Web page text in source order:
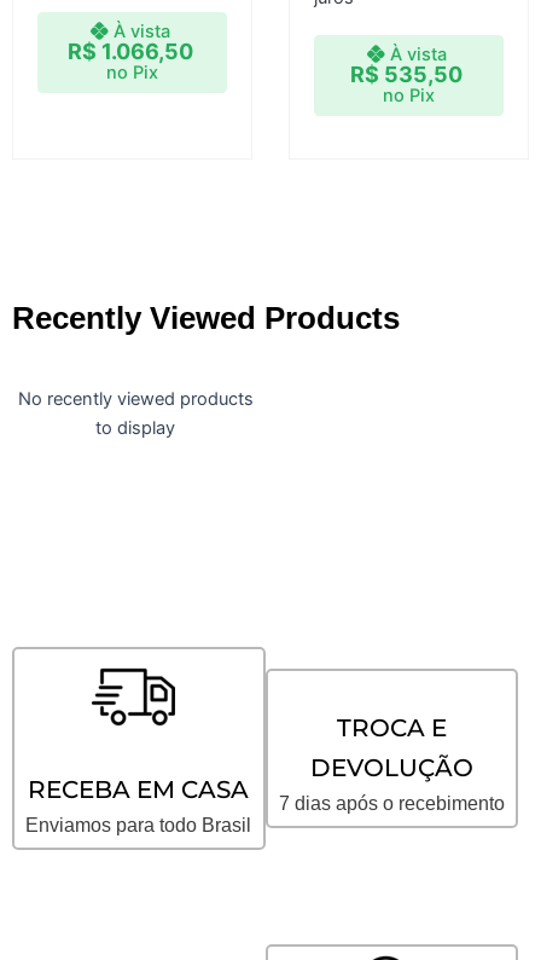
À vista
R$ 1.066,50
no Pix
À vista
R$ 535,50
no Pix
Recently Viewed Products
No recently viewed products
to display
RECEBA EM CASA
Enviamos para todo Brasil
TROCA E
DEVOLUÇÃO
7 dias após o recebimento